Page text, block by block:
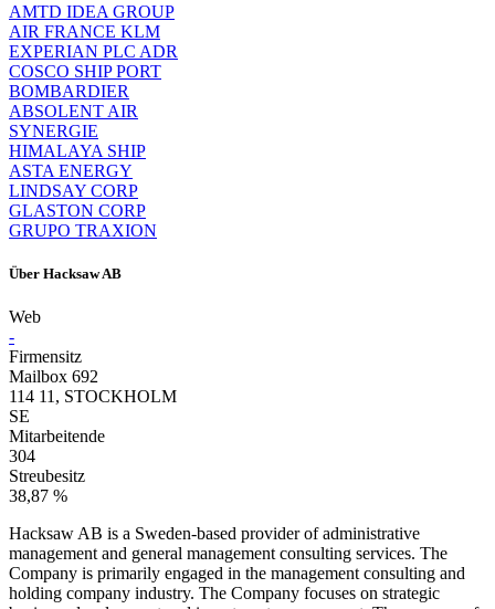
AMTD IDEA GROUP
AIR FRANCE KLM
EXPERIAN PLC ADR
COSCO SHIP PORT
BOMBARDIER
ABSOLENT AIR
SYNERGIE
HIMALAYA SHIP
ASTA ENERGY
LINDSAY CORP
GLASTON CORP
GRUPO TRAXION
Über Hacksaw AB
Web
-
Firmensitz
Mailbox 692
114 11, STOCKHOLM
SE
Mitarbeitende
304
Streubesitz
38,87 %
Hacksaw AB is a Sweden-based provider of administrative
management and general management consulting services. The
Company is primarily engaged in the management consulting and
holding company industry. The Company focuses on strategic